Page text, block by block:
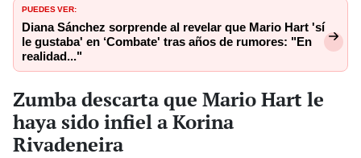
PUEDES VER:
Diana Sánchez sorprende al revelar que Mario Hart 'sí
le gustaba' en ‘Combate' tras años de rumores: "En
realidad..."
Zumba descarta que Mario Hart le
haya sido infiel a Korina
Rivadeneira